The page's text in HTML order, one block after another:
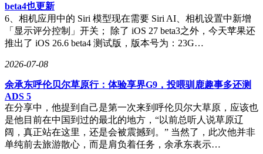
beta4也更新
6、相机应用中的 Siri 模型现在需要 Siri AI、相机设置中新增
「显示评分控制」开关； 除了 iOS 27 beta3之外，今天苹果还
推出了 iOS 26.6 beta4 测试版，版本号为：23G…
2026-07-08
余承东呼伦贝尔草原行：体验享界G9，投喂驯鹿趣事多还测
ADS 5
在分享中，他提到自己是第一次来到呼伦贝尔大草原，应该也
是他目前在中国到过的最北的地方，“以前总听人说草原辽
阔，真正站在这里，还是会被震撼到。” 当然了，此次他并非
单纯前去旅游散心，而是肩负着任务，余承东表示…